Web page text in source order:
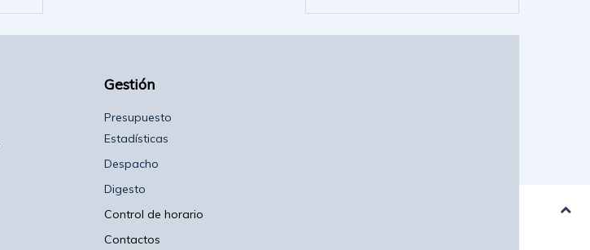
Gestión
Presupuesto
Estadísticas
Despacho
Digesto
Control de horario
Contactos